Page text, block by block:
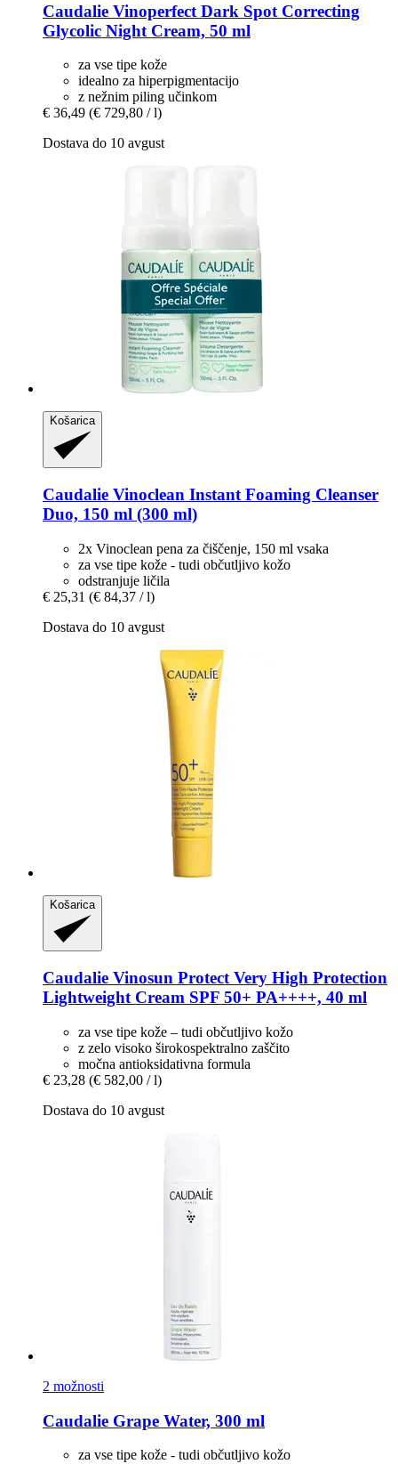
Caudalie Vinoperfect Dark Spot Correcting
Glycolic Night Cream, 50 ml
za vse tipe kože
idealno za hiperpigmentacijo
z nežnim piling učinkom
€ 36,49 (€ 729,80 / l)
Dostava do 10 avgust
Košarica
Caudalie Vinoclean Instant Foaming Cleanser
Duo, 150 ml (300 ml)
2x Vinoclean pena za čiščenje, 150 ml vsaka
za vse tipe kože - tudi občutljivo kožo
odstranjuje ličila
€ 25,31 (€ 84,37 / l)
Dostava do 10 avgust
Košarica
Caudalie Vinosun Protect Very High Protection
Lightweight Cream SPF 50+ PA++++, 40 ml
za vse tipe kože – tudi občutljivo kožo
z zelo visoko širokospektralno zaščito
močna antioksidativna formula
€ 23,28 (€ 582,00 / l)
Dostava do 10 avgust
2 možnosti
Caudalie Grape Water, 300 ml
za vse tipe kože - tudi občutljivo kožo